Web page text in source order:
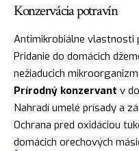
Konzervácia potravín
Antimikrobiálne vlastnosti
Pridanie do domácich
nežiaducich
Prírodný konzervant v
Nahradí umelé prísady a
Ochrana pred oxidáciou
domácich orechových